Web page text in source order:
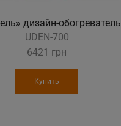
дизайн-обогреватель
UDEN-700
6421 грн
Купить